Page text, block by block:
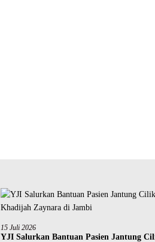
15 Juli 2026
YJI Salurkan Bantuan Pasien Jantung